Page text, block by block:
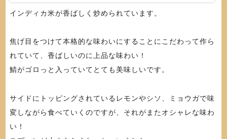
インディカ米が香ばしく炒められています。
焦げ目をつけて本格的な味わいにすることにこだわって作ら
れていて、香ばしいのに上品な味わい！
鯖がゴロっと入っていてとても美味しいです。
サイドにトッピングされているレモンやシソ、ミョウガで味
変しながら食べていくのですが、それがまたオシャレな味わ
い！